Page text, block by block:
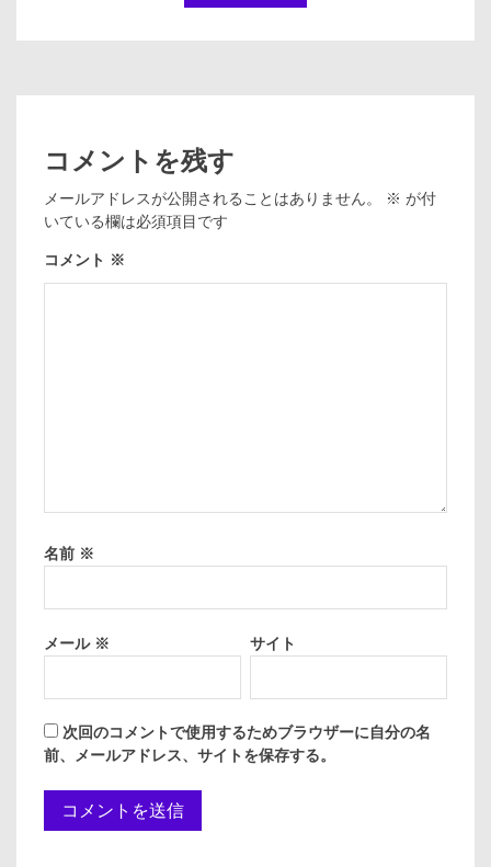
コメントを残す
メールアドレスが公開されることはありません。 ※ が付
いている欄は必須項目です
コメント ※
名前 ※
メール ※ サイト
次回のコメントで使用するためブラウザーに自分の名
前、メールアドレス、サイトを保存する。